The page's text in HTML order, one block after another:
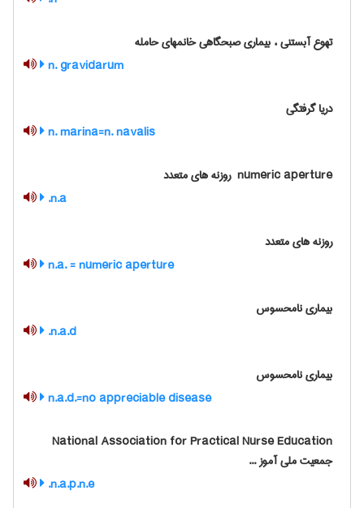
تهوع آبستنی ، بیماری صبحگاهی خانمهای حامله
n. gravidarum
دریا گرفتگی
n. marina=n. navalis
‎ numeric aperture روزنه های متعدد
n.a.
روزنه های متعدد
n.a. = numeric aperture
بیماری نامحسوس
n.a.d.
بیماری نامحسوس
n.a.d.=no appreciable disease
‎ National Association for Practical Nurse Education
جمعیت ملی آموز ...
n.a.p.n.e.